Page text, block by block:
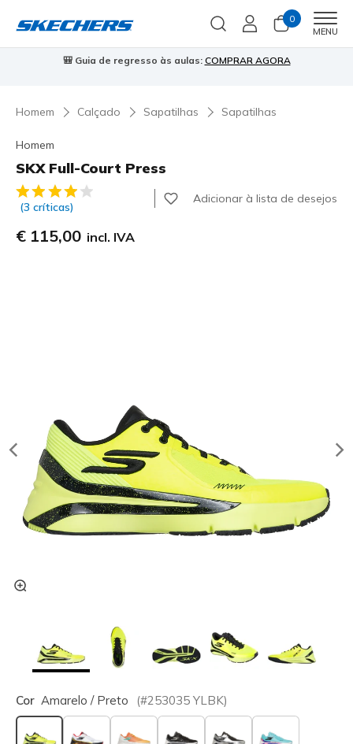
0
MENU
Skechers VIP: 45 dias de devolução para membrosInscreve-te
Homem Calçado Sapatilhas Sapatilhas
Homem
SKX Full-Court Press
3$7 de 5 – Classificação do cliente
(3 críticas)
Adicionar à lista de desejos
€ 115,00 incl. IVA
Cor Amarelo / Preto (#253035 YLBK)